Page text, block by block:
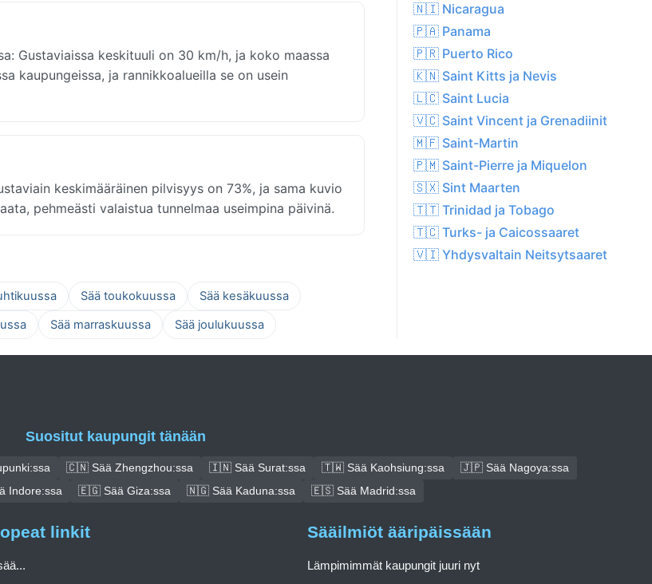
Gustaviaissa keskituuli on 30 km/h, ja koko maassa
kaupungeissa, ja rannikkoalueilla se on usein
keskimääräinen pilvisyys on 73%, ja sama kuvio
pehmeästi valaistua tunnelmaa useimpina päivinä.
Sää toukokuussa
Sää kesäkuussa
Sää marraskuussa Sää joulukuussa
🇳🇮 Nicaragua
🇵🇦 Panama
🇵🇷 Puerto Rico
🇰🇳 Saint Kitts ja Nevis
🇱🇨 Saint Lucia
🇻🇨 Saint Vincent ja Grenadiinit
🇲🇫 Saint-Martin
🇵🇲 Saint-Pierre ja Miquelon
🇸🇽 Sint Maarten
🇹🇹 Trinidad ja Tobago
🇹🇨 Turks- ja Caicossaaret
🇻🇮 Yhdysvaltain Neitsytsaaret
Suositut kaupungit tänään
🇨🇳 Sää Zhengzhou:ssa 🇮🇳 Sää Surat:ssa 🇹🇼 Sää Kaohsiung:ssa
🇯🇵 Sää Nagoya:ssa
Indore:ssa 🇪🇬 Sää Giza:ssa 🇳🇬 Sää Kaduna:ssa 🇪🇸 Sää Madrid:ssa
linkit Sääilmiöt ääripäissään
Lämpimimmät kaupungit juuri nyt